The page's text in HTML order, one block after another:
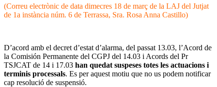
(Correu electrònic de data dimecres 18 de març de la LAJ del Jutjat
de 1a instància núm. 6 de Terrassa, Sra. Rosa Anna Castillo)
D’acord amb el decret d’estat d’alarma, del passat 13.03, l’Acord de
la Comisión Permanente del CGPJ del 14.03 i Acords del Pr
TSJCAT de 14 i 17.03 han quedat suspeses totes les actuacions i
terminis processals. Es per aquest motiu que no us podem notificar
cap resolució de suspensió.